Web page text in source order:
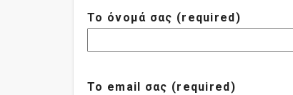
Το όνομά σας (required)
Το email σας (required)